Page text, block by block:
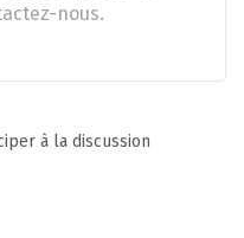
nous.
à la discussion